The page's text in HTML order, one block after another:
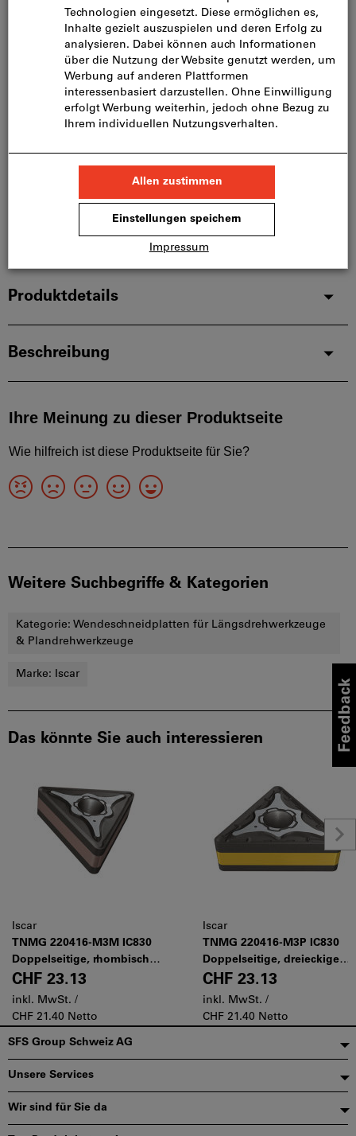
In den Warenkorb
Lieferung in 3 - 4 Arbeitstagen
Bitte beachten Sie die Lieferzeit und eingeschränkte
Hersteller, da er nicht Bestandteil unseres
Hauptsortiments ist und somit nicht bei uns auf
Lager liegt.Infos
Artikel teilen
Produktdetails
Beschreibung
Weitere Suchbegriffe & Kategorien
Kategorie: Wendeschneidplatten für Längsdrehwerkzeuge
& Plandrehwerkzeuge
Marke: Iscar
Das könnte Sie auch interessieren
Iscar
TNMG 220416-M3M IC830
Doppelseitige, rhombische
Drehwendeschneidplatte
für die Bearbeitung von
rostbeständigem Stahl und
Kohlenstoffstahl mit
geringem C-Gehalt
CHF 23.13
inkl. MwSt. /
CHF 21.40 Netto
Iscar
TNMG 220416-M3P IC830
Doppelseitige, dreieckige
Drehwendeschneidplatte
für die mittlere Bearbeitung
von Stahl
CHF 23.13
inkl. MwSt. /
CHF 21.40 Netto
Fußzeile
SFS Group Schweiz AG
Unsere Services
Wir sind für Sie da